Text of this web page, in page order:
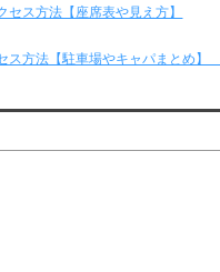
セス方法【座席表や見え方】
ス方法【駐車場やキャパまとめ】